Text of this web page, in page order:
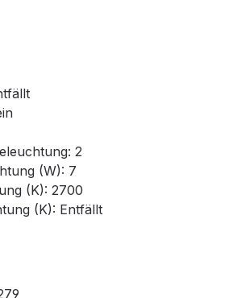
2
(W): 7
(K): 2700
(K): Entfällt